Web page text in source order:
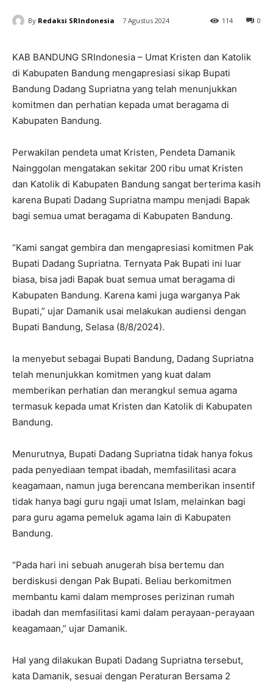
By Redaksi SRIndonesia 7 Agustus 2024 0
114
KAB BANDUNG SRIndonesia – Umat Kristen dan Katolik
di Kabupaten Bandung mengapresiasi sikap Bupati
Bandung Dadang Supriatna yang telah menunjukkan
komitmen dan perhatian kepada umat beragama di
Kabupaten Bandung.
Perwakilan pendeta umat Kristen, Pendeta Damanik
Nainggolan mengatakan sekitar 200 ribu umat Kristen
dan Katolik di Kabupaten Bandung sangat berterima kasih
karena Bupati Dadang Supriatna mampu menjadi Bapak
bagi semua umat beragama di Kabupaten Bandung.
“Kami sangat gembira dan mengapresiasi komitmen Pak
Bupati Dadang Supriatna. Ternyata Pak Bupati ini luar
biasa, bisa jadi Bapak buat semua umat beragama di
Kabupaten Bandung. Karena kami juga warganya Pak
Bupati,” ujar Damanik usai melakukan audiensi dengan
Bupati Bandung, Selasa (8/8/2024).
Ia menyebut sebagai Bupati Bandung, Dadang Supriatna
telah menunjukkan komitmen yang kuat dalam
memberikan perhatian dan merangkul semua agama
termasuk kepada umat Kristen dan Katolik di Kabupaten
Bandung.
Menurutnya, Bupati Dadang Supriatna tidak hanya fokus
pada penyediaan tempat ibadah, memfasilitasi acara
keagamaan, namun juga berencana memberikan insentif
tidak hanya bagi guru ngaji umat Islam, melainkan bagi
para guru agama pemeluk agama lain di Kabupaten
Bandung.
“Pada hari ini sebuah anugerah bisa bertemu dan
berdiskusi dengan Pak Bupati. Beliau berkomitmen
membantu kami dalam memproses perizinan rumah
ibadah dan memfasilitasi kami dalam perayaan-perayaan
keagamaan,” ujar Damanik.
Hal yang dilakukan Bupati Dadang Supriatna tersebut,
kata Damanik, sesuai dengan Peraturan Bersama 2